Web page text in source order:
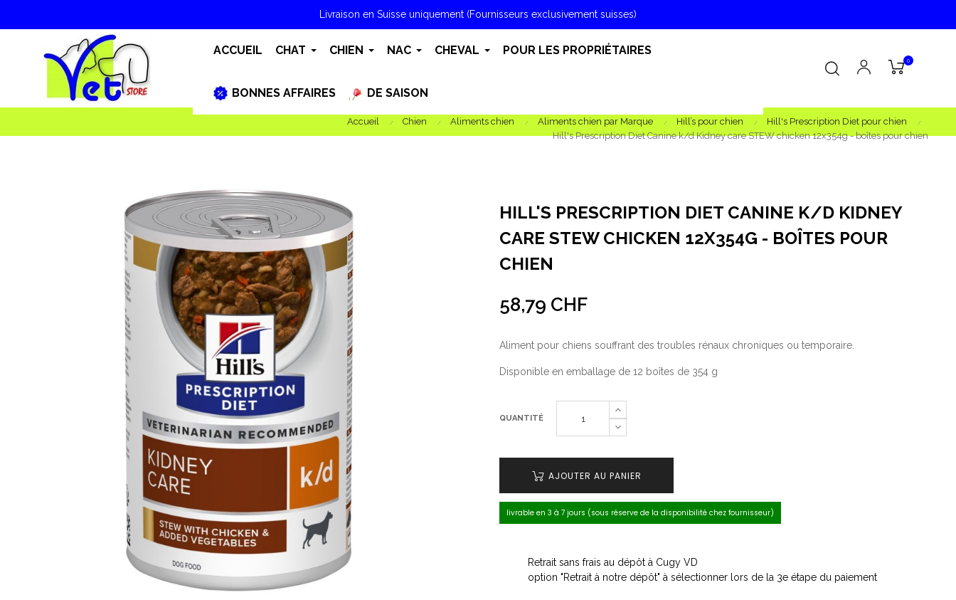
Livraison en Suisse uniquement (Fournisseurs exclusivement suisses)
ACCUEIL CHAT CHIEN NAC CHEVAL POUR LES PROPRIÉTAIRES
BONNES AFFAIRES DE SAISON
0
Accueil Chien Aliments chien Aliments chien par Marque Hill’s pour chien
Hill's Prescription Diet pour chien
Hill's Prescription Diet Canine k/d Kidney care STEW chicken 12x354g - boîtes pour chien
HILL'S PRESCRIPTION DIET CANINE K/D KIDNEY
CARE STEW CHICKEN 12X354G - BOÎTES POUR
CHIEN
58,79 CHF
Aliment pour chiens souffrant des troubles rénaux chroniques ou temporaire.
Disponible en emballage de 12 boîtes de 354 g
QUANTITÉ
AJOUTER AU PANIER
livrable en 3 à 7 jours (sous réserve de la disponibilité chez fournisseur)
Retrait sans frais au dépôt à Cugy VD
option "Retrait à notre dépôt" à sélectionner lors de la 3e étape du paiement